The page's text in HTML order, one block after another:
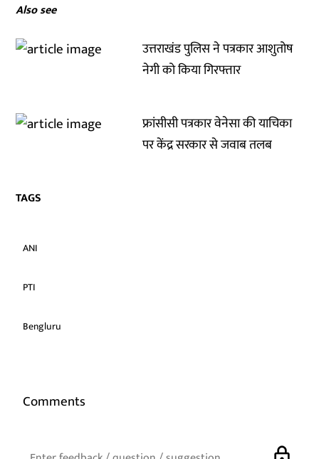
Also see
उत्तराखंड पुलिस ने पत्रकार आशुतोष
नेगी को किया गिरफ्तार
फ्रांसीसी पत्रकार वेनेसा की याचिका
पर केंद्र सरकार से जवाब तलब
TAGS
ANI
PTI
Bengluru
Comments